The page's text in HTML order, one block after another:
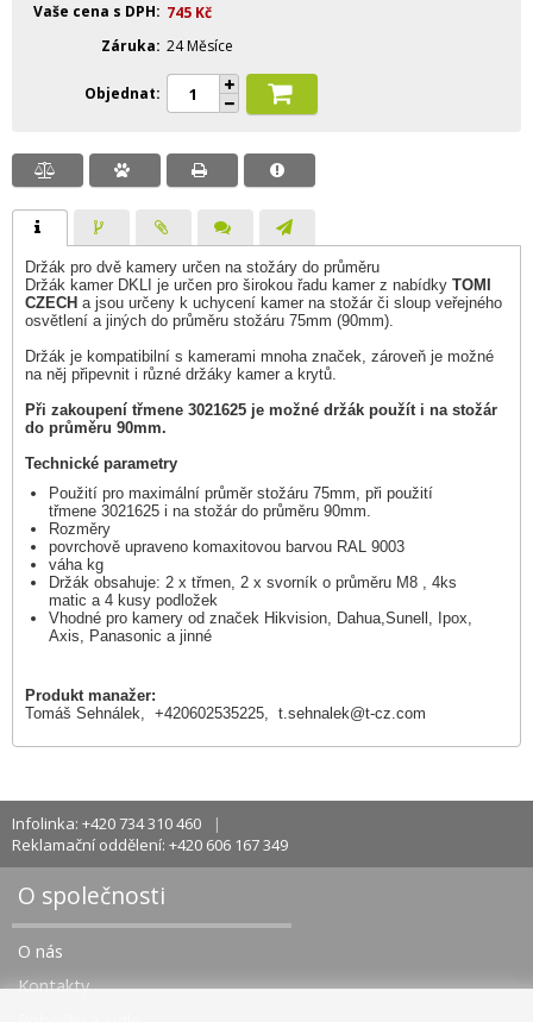
Vaše cena s DPH
745 Kč
Záruka 24 Měsíce
Objednat
Držák pro dvě kamery určen na stožáry do průměru
Držák kamer DKLI je určen pro širokou řadu kamer z nabídky TOMI
CZECH a jsou určeny k uchycení kamer na stožár či sloup veřejného
osvětlení a jiných do průměru stožáru 75mm (90mm).
Držák je kompatibilní s kamerami mnoha značek, zároveň je možné
na něj připevnit i různé držáky kamer a krytů.
Při zakoupení třmene 3021625 je možné držák použít i na stožár
do průměru 90mm.
Technické parametry
Použití pro maximální průměr stožáru 75mm, při použití
třmene 3021625 i na stožár do průměru 90mm.
Rozměry
povrchově upraveno komaxitovou barvou RAL 9003
váha kg
Držák obsahuje: 2 x třmen, 2 x svorník o průměru M8 , 4ks
matic a 4 kusy podložek
Vhodné pro kamery od značek Hikvision, Dahua,Sunell, Ipox,
Axis, Panasonic a jinné
Produkt manažer:
Tomáš Sehnálek, +420602535225, t.sehnalek@t-cz.com
Infolinka: +420 734 310 460
Reklamační oddělení: +420 606 167 349
O společnosti
O nás
Kontakty